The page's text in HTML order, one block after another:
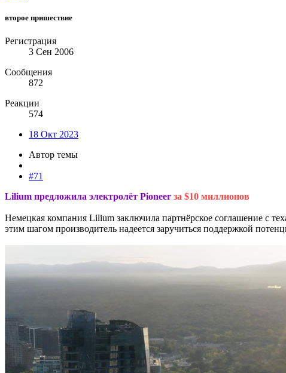
второе пришествие
Регистрация
3 Сен 2006
Сообщения
872
Реакции
574
18 Окт 2023
Автор темы
#71
Lilium предложила электролёт Pioneer за $10 миллионов
Немецкая компания Lilium заключила партнёрское соглашение с
этим шагом производитель надеется заручиться поддержкой